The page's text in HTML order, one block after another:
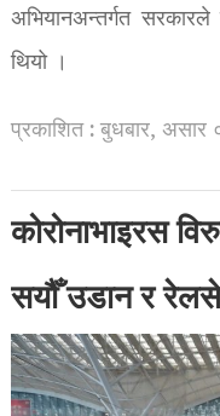
अभियानअन्तर्गत
थियो ।
प्रकाशित : बुधबार,
कोरोनाभाइरस
सयौँ उडान र